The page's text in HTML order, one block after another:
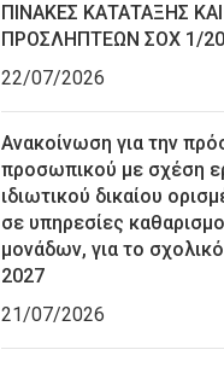
ΠΙΝΑΚΕΣ ΚΑΤΑΤΑΞΗΣ
ΠΡΟΣΛΗΠΤΕΩΝ ΣΟΧ 1/
22/07/2026
Ανακοίνωση για την
προσωπικού με σχέση
ιδιωτικού δικαίου
σε υπηρεσίες
μονάδων, για το
2027
21/07/2026